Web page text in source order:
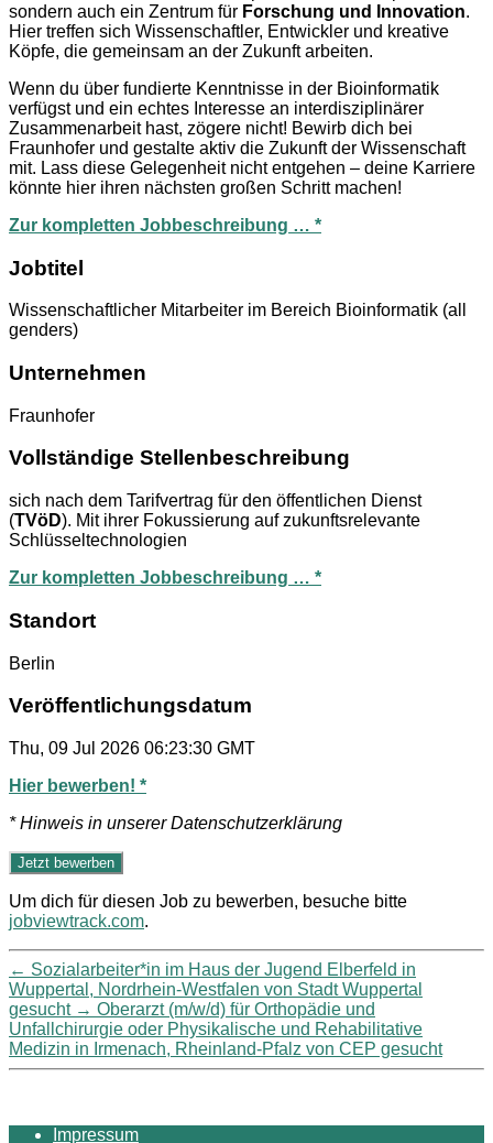
sondern auch ein Zentrum für Forschung und Innovation.
Hier treffen sich Wissenschaftler, Entwickler und kreative
Köpfe, die gemeinsam an der Zukunft arbeiten.
Wenn du über fundierte Kenntnisse in der Bioinformatik
verfügst und ein echtes Interesse an interdisziplinärer
Zusammenarbeit hast, zögere nicht! Bewirb dich bei
Fraunhofer und gestalte aktiv die Zukunft der Wissenschaft
mit. Lass diese Gelegenheit nicht entgehen – deine Karriere
könnte hier ihren nächsten großen Schritt machen!
Zur kompletten Jobbeschreibung … *
Jobtitel
Wissenschaftlicher Mitarbeiter im Bereich Bioinformatik (all
genders)
Unternehmen
Fraunhofer
Vollständige Stellenbeschreibung
sich nach dem Tarifvertrag für den öffentlichen Dienst
(TVöD). Mit ihrer Fokussierung auf zukunftsrelevante
Schlüsseltechnologien
Zur kompletten Jobbeschreibung … *
Standort
Berlin
Veröffentlichungsdatum
Thu, 09 Jul 2026 06:23:30 GMT
Hier bewerben! *
* Hinweis in unserer Datenschutzerklärung
Um dich für diesen Job zu bewerben, besuche bitte
jobviewtrack.com.
← Sozialarbeiter*in im Haus der Jugend Elberfeld in
Wuppertal, Nordrhein-Westfalen von Stadt Wuppertal
gesucht → Oberarzt (m/w/d) für Orthopädie und
Unfallchirurgie oder Physikalische und Rehabilitative
Medizin in Irmenach, Rheinland-Pfalz von CEP gesucht
Impressum